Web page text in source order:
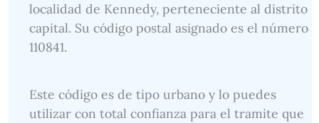
localidad de Kennedy, perteneciente al distrito
capital. Su código postal asignado es el número
110841.
Este código es de tipo urbano y lo puedes
utilizar con total confianza para el tramite que